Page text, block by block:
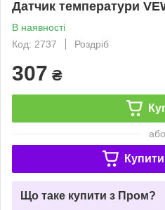
Датчик температури
В наявності
Код: 2737
Роздріб
307 ₴
або
Що таке купити з Пром?